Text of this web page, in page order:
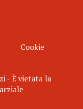
Cookie
- È vietata la